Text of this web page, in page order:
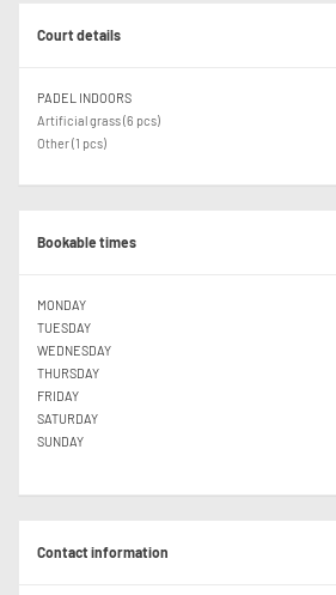
Court details
PADEL INDOORS
Artificial grass (6 pcs)
Other (1 pcs)
Bookable times
MONDAY
TUESDAY
WEDNESDAY
THURSDAY
FRIDAY
SATURDAY
SUNDAY
Contact information